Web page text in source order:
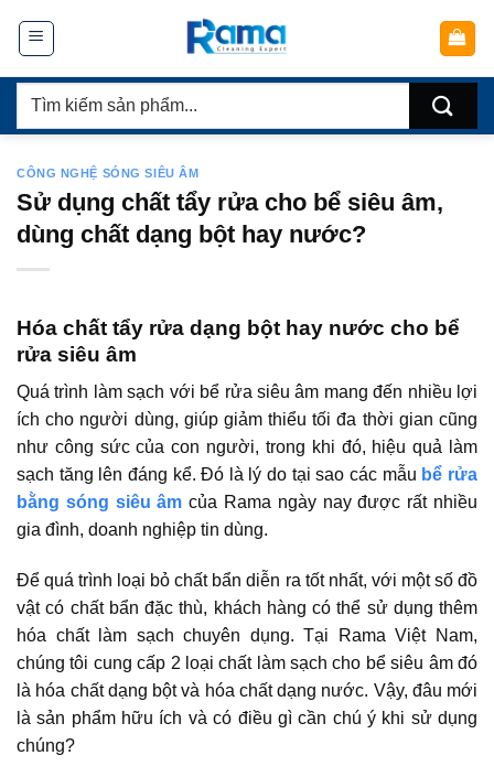
dung
Tìm
CÔNG NGHỆ SÓNG SIÊU ÂM
Sử dụng chất tẩy rửa cho bể siêu âm,
dùng chất dạng bột hay nước?
Hóa chất tẩy rửa dạng bột hay nước cho bể
rửa siêu âm
Quá trình làm sạch với bể rửa siêu âm mang đến nhiều lợi
ích cho người dùng, giúp giảm thiểu tối đa thời gian cũng
như công sức của con người, trong khi đó, hiệu quả làm
sạch tăng lên đáng kể. Đó là lý do tại sao các mẫu bể rửa
bằng sóng siêu âm của Rama ngày nay được rất nhiều
gia đình, doanh nghiệp tin dùng.
Để quá trình loại bỏ chất bẩn diễn ra tốt nhất, với một số đồ
vật có chất bẩn đặc thù, khách hàng có thể sử dụng thêm
hóa chất làm sạch chuyên dụng. Tại Rama Việt Nam,
chúng tôi cung cấp 2 loại chất làm sạch cho bể siêu âm đó
là hóa chất dạng bột và hóa chất dạng nước. Vậy, đâu mới
là sản phẩm hữu ích và có điều gì cần chú ý khi sử dụng
chúng?